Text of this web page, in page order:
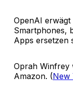
OpenAI erwägt
Smartphones,
Apps ersetzen
Oprah Winfrey
Amazon. (New